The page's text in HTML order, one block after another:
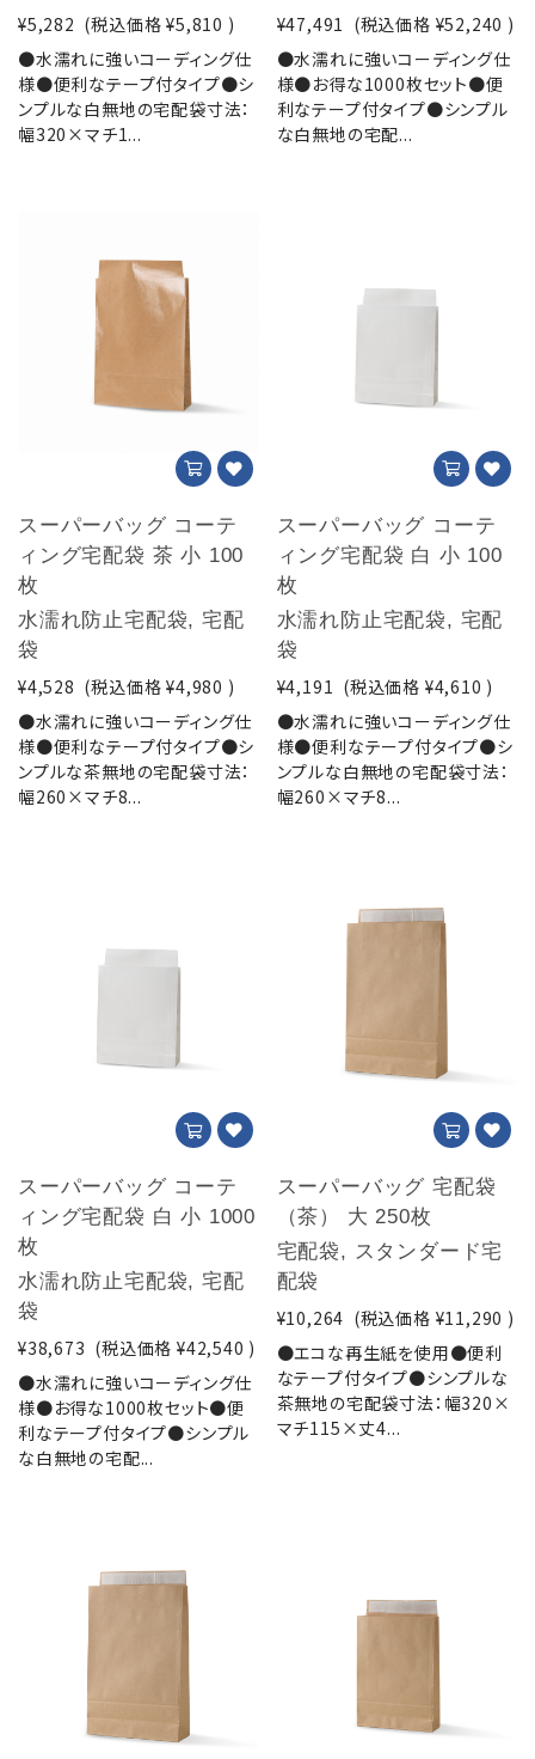
¥5,282 (税込価格 ¥5,810 )
●水濡れに強いコーディング仕
様●便利なテープ付タイプ●シ
ンプルな白無地の宅配袋寸法：
幅320×マチ1...
¥47,491 (税込価格 ¥52,240 )
●水濡れに強いコーディング仕
様●お得な1000枚セット●便
利なテープ付タイプ●シンプル
な白無地の宅配...
スーパーバッグ コーテ
ィング宅配袋 茶 小 100
枚
水濡れ防止宅配袋, 宅配
袋
¥4,528 (税込価格 ¥4,980 )
●水濡れに強いコーディング仕
様●便利なテープ付タイプ●シ
ンプルな茶無地の宅配袋寸法：
幅260×マチ8...
スーパーバッグ コーテ
ィング宅配袋 白 小 100
枚
水濡れ防止宅配袋, 宅配
袋
¥4,191 (税込価格 ¥4,610 )
●水濡れに強いコーディング仕
様●便利なテープ付タイプ●シ
ンプルな白無地の宅配袋寸法：
幅260×マチ8...
スーパーバッグ コーテ
ィング宅配袋 白 小 1000
枚
水濡れ防止宅配袋, 宅配
袋
¥38,673 (税込価格 ¥42,540 )
●水濡れに強いコーディング仕
様●お得な1000枚セット●便
利なテープ付タイプ●シンプル
な白無地の宅配...
スーパーバッグ 宅配袋
（茶） 大 250枚
宅配袋, スタンダード宅
配袋
¥10,264 (税込価格 ¥11,290 )
●エコな再生紙を使用●便利
なテープ付タイプ●シンプルな
茶無地の宅配袋寸法：幅320×
マチ115×丈4...